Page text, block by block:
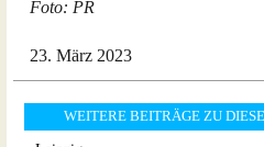
Foto: PR
23. März 2023
WEITERE BEITRÄGE ZU